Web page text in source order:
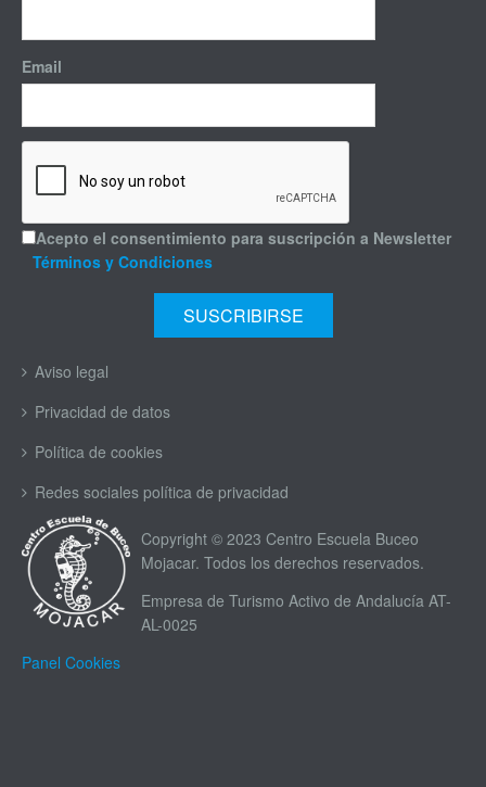
Email
Acepto el consentimiento para suscripción a Newsletter
Términos y Condiciones
Aviso legal
Privacidad de datos
Política de cookies
Redes sociales política de privacidad
Copyright © 2023 Centro Escuela Buceo
Mojacar. Todos los derechos reservados.
Empresa de Turismo Activo de Andalucía AT-
AL-0025
Panel Cookies